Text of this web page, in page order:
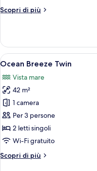
Scopri di più
Altri
Breeze
Double
Apri
tutte
le
foto
per
Ocean
Breeze
Twin
9
Ocean Breeze Twin
Vista mare
42 m²
1 camera
Per 3 persone
2 letti singoli
Wi-Fi gratuito
Scopri di più
Altri